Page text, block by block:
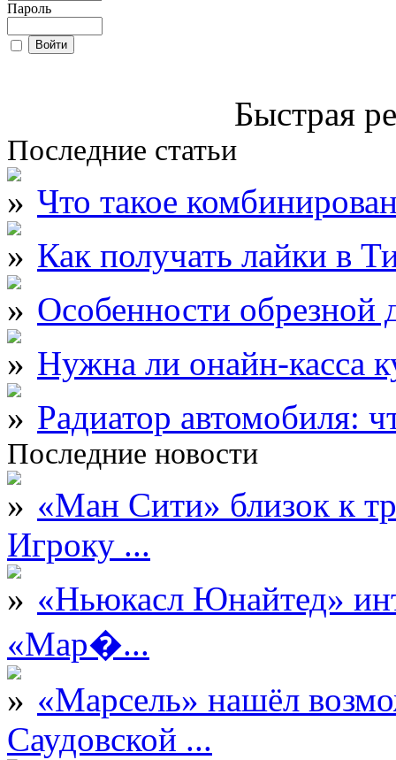
Пароль
Быстрая
Последние статьи
Что такое
Как получать лайки в
Особенности обрезной
Нужна ли онайн-касса
Радиатор автомобиля:
Последние новости
«Ман Сити» близок к
Игроку ...
«Ньюкасл Юнайтед»
«Мар�...
«Марсель» нашёл
Саудовской ...